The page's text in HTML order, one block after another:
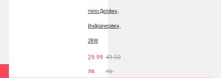
тяло Делфин,
Инфрачервен,
28W
29.99
лв.
49.00
лв.